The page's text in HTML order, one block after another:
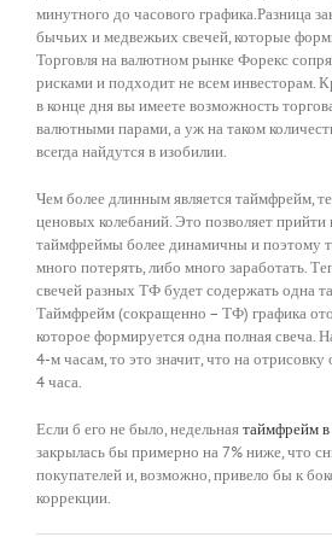
минутного до часового графика.Разница
бычьих и медвежьих свечей, которые
Торговля на валютном рынке Форекс
рисками и подходит не всем инвесторам.
в конце дня вы имеете возможность
валютными парами, а уж на таком
всегда найдутся в изобилии.
Чем более длинным является таймфрейм,
ценовых колебаний. Это позволяет
таймфреймы более динамичны и поэтому
много потерять, либо много заработать.
свечей разных ТФ будет содержать одна
Таймфрейм (сокращенно – ТФ) графика
которое формируется одна полная свеча.
4-м часам, то это значит, что на
4 часа.
Если б его не было, недельнаятаймфрейм в
закрылась бы примерно на 7% ниже, что
покупателей и, возможно, привело бы к
коррекции.